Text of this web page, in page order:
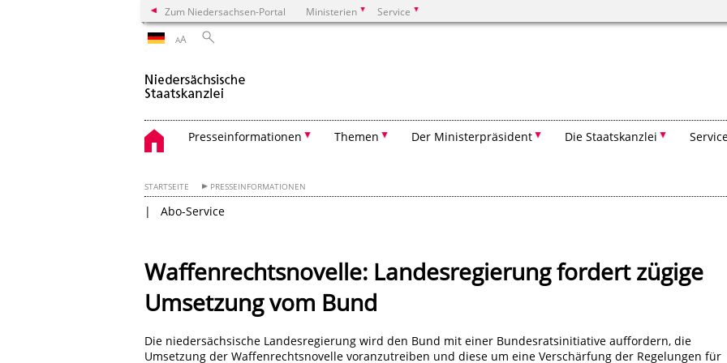
Zum Niedersachsen-Portal Ministerien Service
AA
Presseinformationen Themen Der Ministerpräsident Die Staatskanzlei
STARTSEITE PRESSEINFORMATIONEN
Abo-Service
Waffenrechtsnovelle: Landesregierung fordert zügige
Umsetzung vom Bund
Die niedersächsische Landesregierung wird den Bund mit einer Bundesratsinitiative auffordern, die
Umsetzung der Waffenrechtsnovelle voranzutreiben und diese um eine Verschärfung der Regelungen für